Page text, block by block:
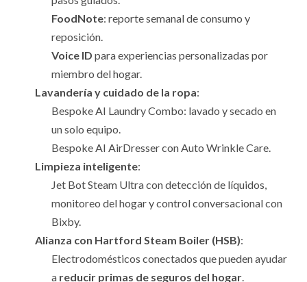
FoodNote: reporte semanal de consumo y
reposición.
Voice ID para experiencias personalizadas por
miembro del hogar.
Lavandería y cuidado de la ropa:
Bespoke AI Laundry Combo: lavado y secado en
un solo equipo.
Bespoke AI AirDresser con Auto Wrinkle Care.
Limpieza inteligente:
Jet Bot Steam Ultra con detección de líquidos,
monitoreo del hogar y control conversacional con
Bixby.
Alianza con Hartford Steam Boiler (HSB):
Electrodomésticos conectados que pueden ayudar
a reducir primas de seguros del hogar.